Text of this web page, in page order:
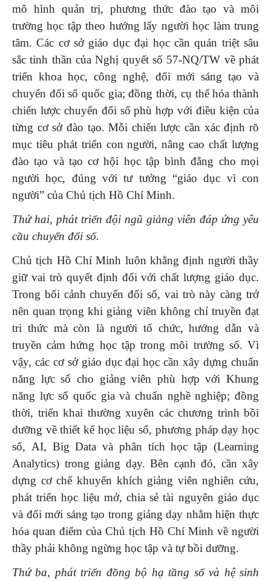
mô hình quản trị, phương thức đào tạo và môi
trường học tập theo hướng lấy người học làm trung
tâm. Các cơ sở giáo dục đại học cần quán triệt sâu
sắc tinh thần của Nghị quyết số 57-NQ/TW về phát
triển khoa học, công nghệ, đổi mới sáng tạo và
chuyển đổi số quốc gia; đồng thời, cụ thể hóa thành
chiến lược chuyển đổi số phù hợp với điều kiện của
từng cơ sở đào tạo. Mỗi chiến lược cần xác định rõ
mục tiêu phát triển con người, nâng cao chất lượng
đào tạo và tạo cơ hội học tập bình đẳng cho mọi
người học, đúng với tư tưởng “giáo dục vì con
người” của Chủ tịch Hồ Chí Minh.
Thứ hai, phát triển đội ngũ giảng viên đáp ứng yêu
cầu chuyển đổi số.
Chủ tịch Hồ Chí Minh luôn khẳng định người thầy
giữ vai trò quyết định đối với chất lượng giáo dục.
Trong bối cảnh chuyển đổi số, vai trò này càng trở
nên quan trọng khi giảng viên không chỉ truyền đạt
tri thức mà còn là người tổ chức, hướng dẫn và
truyền cảm hứng học tập trong môi trường số. Vì
vậy, các cơ sở giáo dục đại học cần xây dựng chuẩn
năng lực số cho giảng viên phù hợp với Khung
năng lực số quốc gia và chuẩn nghề nghiệp; đồng
thời, triển khai thường xuyên các chương trình bồi
dưỡng về thiết kế học liệu số, phương pháp dạy học
số, AI, Big Data và phân tích học tập (Learning
Analytics) trong giảng dạy. Bên cạnh đó, cần xây
dựng cơ chế khuyến khích giảng viên nghiên cứu,
phát triển học liệu mở, chia sẻ tài nguyên giáo dục
và đổi mới sáng tạo trong giảng dạy nhằm hiện thực
hóa quan điểm của Chủ tịch Hồ Chí Minh về người
thầy phải không ngừng học tập và tự bồi dưỡng.
Thứ ba, phát triển đồng bộ hạ tầng số và hệ sinh